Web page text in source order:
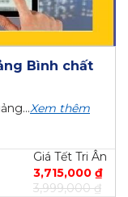
Bình chất
Xem thêm
Giá Tết Tri Ân
3,715,000 ₫
3,999,000 ₫